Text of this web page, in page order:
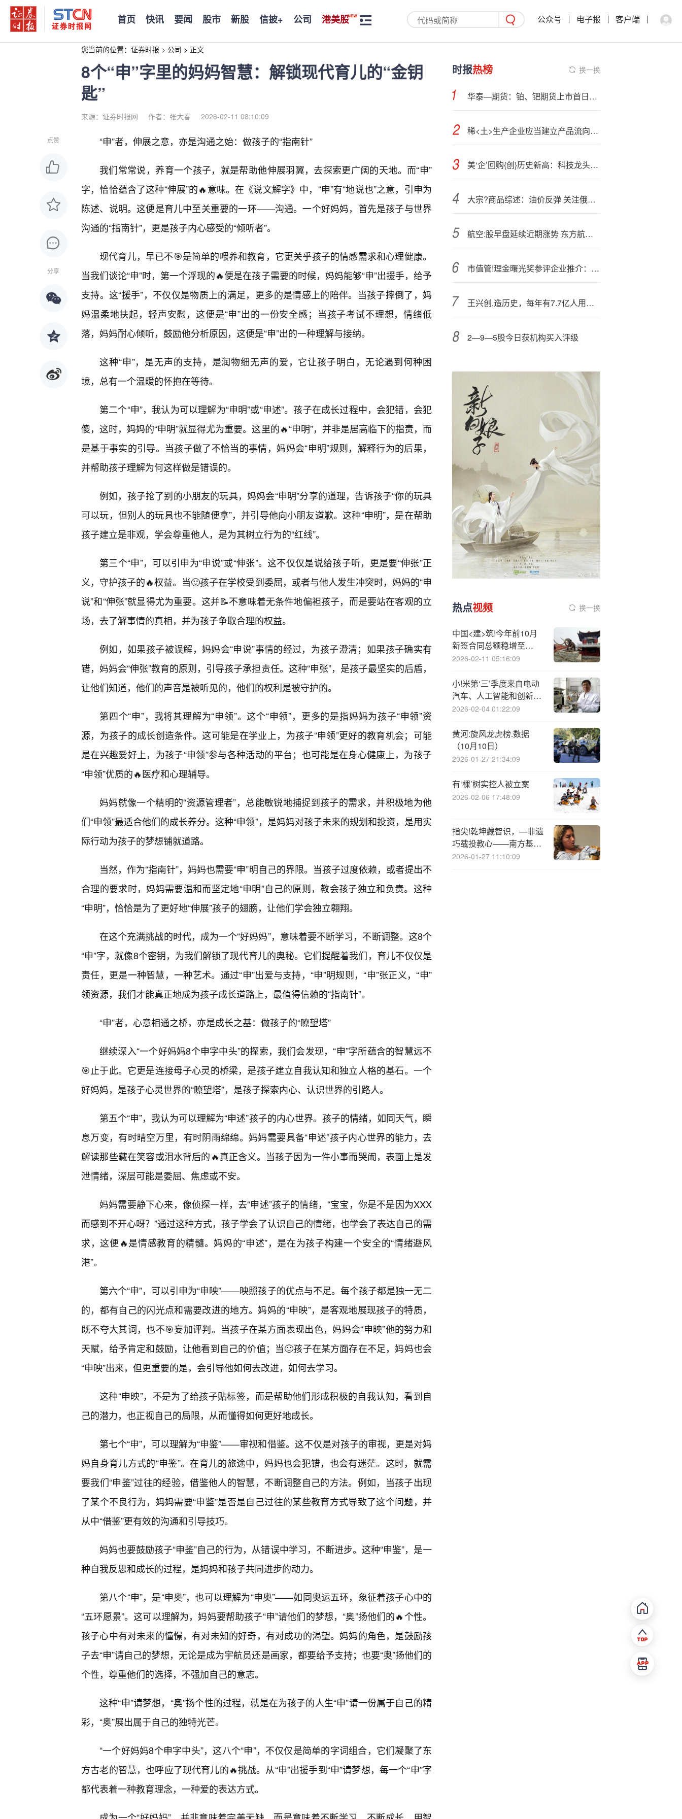
首页 快讯 要闻 股市 新股 信披+ 公司 港美股 公众号 电子报 客户端
您当前的位置： 证券时报 > 公司 > 正文
8个“申”字里的妈妈智慧：解锁现代育儿的“金钥
匙”
来源：证券时报网 作者：张大春 2026-02-11 08:10:09
点赞
分享
“申”者，伸展之意，亦是沟通之始：做孩子的“指南针”
我们常常说，养育一个孩子，就是帮助他伸展羽翼，去探索更广阔的天地。而“申”
字，恰恰蕴含了这种“伸展”的🔥意味。在《说文解字》中，“申”有“地说也”之意，引申为
陈述、说明。这便是育儿中至关重要的一环——沟通。一个好妈妈，首先是孩子与世界
沟通的“指南针”，更是孩子内心感受的“倾听者”。
现代育儿，早已不🎯是简单的喂养和教育，它更关乎孩子的情感需求和心理健康。
当我们谈论“申”时，第一个浮现的🔥便是在孩子需要的时候，妈妈能够“申”出援手，给予
支持。这“援手”，不仅仅是物质上的满足，更多的是情感上的陪伴。当孩子摔倒了，妈
妈温柔地扶起，轻声安慰，这便是“申”出的一份安全感；当孩子考试不理想，情绪低
落，妈妈耐心倾听，鼓励他分析原因，这便是“申”出的一种理解与接纳。
这种“申”，是无声的支持，是润物细无声的爱，它让孩子明白，无论遇到何种困
境，总有一个温暖的怀抱在等待。
第二个“申”，我认为可以理解为“申明”或“申述”。孩子在成长过程中，会犯错，会犯
傻，这时，妈妈的“申明”就显得尤为重要。这里的🔥“申明”，并非是居高临下的指责，而
是基于事实的引导。当孩子做了不恰当的事情，妈妈会“申明”规则，解释行为的后果，
并帮助孩子理解为何这样做是错误的。
例如，孩子抢了别的小朋友的玩具，妈妈会“申明”分享的道理，告诉孩子“你的玩具
可以玩，但别人的玩具也不能随便拿”，并引导他向小朋友道歉。这种“申明”，是在帮助
孩子建立是非观，学会尊重他人，是为其树立行为的“红线”。
第三个“申”，可以引申为“申说”或“伸张”。这不仅仅是说给孩子听，更是要“伸张”正
义，守护孩子的🔥权益。当🙂孩子在学校受到委屈，或者与他人发生冲突时，妈妈的“申
说”和“伸张”就显得尤为重要。这并📝不意味着无条件地偏袒孩子，而是要站在客观的立
场，去了解事情的真相，并为孩子争取合理的权益。
例如，如果孩子被误解，妈妈会“申说”事情的经过，为孩子澄清；如果孩子确实有
错，妈妈会“伸张”教育的原则，引导孩子承担责任。这种“申张”，是孩子最坚实的后盾，
让他们知道，他们的声音是被听见的，他们的权利是被守护的。
第四个“申”，我将其理解为“申领”。这个“申领”，更多的是指妈妈为孩子“申领”资
源，为孩子的成长创造条件。这可能是在学业上，为孩子“申领”更好的教育机会；可能
是在兴趣爱好上，为孩子“申领”参与各种活动的平台；也可能是在身心健康上，为孩子
“申领”优质的🔥医疗和心理辅导。
妈妈就像一个精明的“资源管理者”，总能敏锐地捕捉到孩子的需求，并积极地为他
们“申领”最适合他们的成长养分。这种“申领”，是妈妈对孩子未来的规划和投资，是用实
际行动为孩子的梦想铺就道路。
当然，作为“指南针”，妈妈也需要“申”明自己的界限。当孩子过度依赖，或者提出不
合理的要求时，妈妈需要温和而坚定地“申明”自己的原则，教会孩子独立和负责。这种
“申明”，恰恰是为了更好地“伸展”孩子的翅膀，让他们学会独立翱翔。
在这个充满挑战的时代，成为一个“好妈妈”，意味着要不断学习，不断调整。这8个
“申”字，就像8个密钥，为我们解锁了现代育儿的奥秘。它们提醒着我们，育儿不仅仅是
责任，更是一种智慧，一种艺术。通过“申”出爱与支持，“申”明规则，“申”张正义，“申”
领资源，我们才能真正地成为孩子成长道路上，最值得信赖的“指南针”。
“申”者，心意相通之桥，亦是成长之基：做孩子的“瞭望塔”
继续深入“一个好妈妈8个申字中头”的探索，我们会发现，“申”字所蕴含的智慧远不
🎯止于此。它更是连接母子心灵的桥梁，是孩子建立自我认知和独立人格的基石。一个
好妈妈，是孩子心灵世界的“瞭望塔”，是孩子探索内心、认识世界的引路人。
第五个“申”，我认为可以理解为“申述”孩子的内心世界。孩子的情绪，如同天气，瞬
息万变，有时晴空万里，有时阴雨绵绵。妈妈需要具备“申述”孩子内心世界的能力，去
解读那些藏在笑容或泪水背后的🔥真正含义。当孩子因为一件小事而哭闹，表面上是发
泄情绪，深层可能是委屈、焦虑或不安。
妈妈需要静下心来，像侦探一样，去“申述”孩子的情绪，“宝宝，你是不是因为XXX
而感到不开心呀？”通过这种方式，孩子学会了认识自己的情绪，也学会了表达自己的需
求，这便🔥是情感教育的精髓。妈妈的“申述”，是在为孩子构建一个安全的“情绪避风
港”。
第六个“申”，可以引申为“申映”——映照孩子的优点与不足。每个孩子都是独一无二
的，都有自己的闪光点和需要改进的地方。妈妈的“申映”，是客观地展现孩子的特质，
既不夸大其词，也不🎯妄加评判。当孩子在某方面表现出色，妈妈会“申映”他的努力和
天赋，给予肯定和鼓励，让他看到自己的价值；当🙂孩子在某方面存在不足，妈妈也会
“申映”出来，但更重要的是，会引导他如何去改进，如何去学习。
这种“申映”，不是为了给孩子贴标签，而是帮助他们形成积极的自我认知，看到自
己的潜力，也正视自己的局限，从而懂得如何更好地成长。
第七个“申”，可以理解为“申鉴”——审视和借鉴。这不仅是对孩子的审视，更是对妈
妈自身育儿方式的“申鉴”。在育儿的旅途中，妈妈也会犯错，也会有迷茫。这时，就需
要我们“申鉴”过往的经验，借鉴他人的智慧，不断调整自己的方法。例如，当孩子出现
了某个不良行为，妈妈需要“申鉴”是否是自己过往的某些教育方式导致了这个问题，并
从中“借鉴”更有效的沟通和引导技巧。
妈妈也要鼓励孩子“申鉴”自己的行为，从错误中学习，不断进步。这种“申鉴”，是一
种自我反思和成长的过程，是妈妈和孩子共同进步的动力。
第八个“申”，是“申奥”，也可以理解为“申奥”——如同奥运五环，象征着孩子心中的
“五环愿景”。这可以理解为，妈妈要帮助孩子“申”请他们的梦想，“奥”扬他们的🔥个性。
孩子心中有对未来的憧憬，有对未知的好奇，有对成功的渴望。妈妈的角色，是鼓励孩
子去“申”请自己的梦想，无论是成为宇航员还是画家，都要给予支持；也要“奥”扬他们的
个性，尊重他们的选择，不强加自己的意志。
这种“申”请梦想，“奥”扬个性的过程，就是在为孩子的人生“申”请一份属于自己的精
彩，“奥”展出属于自己的独特光芒。
“一个好妈妈8个申字中头”，这八个“申”，不仅仅是简单的字词组合，它们凝聚了东
方古老的智慧，也呼应了现代育儿的🔥挑战。从“申”出援手到“申”请梦想，每一个“申”字
都代表着一种教育理念，一种爱的表达方式。
时报热榜 换一换
华泰—期货：铂、钯期货上市首日策略
稀<土>生产企业应当建立产品流向记录制度
美‘企’回购{创}历史新高：科技龙头与华尔街大行主导，全年或超 1.1 万亿美元
大宗?商品综述：油价反弹 关注俄乌进展 联储降息预期推升金价和铜价
航空:股早盘延续近期涨势 东方航空涨逾6%南方航空涨逾5%
市值管!理金曙光奖参评企业推介：万科ESG表现获得境内外广泛认可
王兴创,造历史，每年有7.7亿人用美团
2—9—5股今日获机构买入评级
热点视频 换一换
中国<建>筑!今年前10月
新签合同总额稳增至
36065亿元
2026-02-11 05:16:09
小!米第‘三’季度来自电动
汽车、人工智能和创新业
务的利润达7亿元人民币
2026-02-04 01:22:09
黄河:旋风龙虎榜.数据
（10月10日）
2026-01-27 21:34:09
有‘棵’树实控人被立案
2026-02-06 17:48:09
指尖!乾坤藏智识，—非遗
巧载投教心——南方基金
投教基地参与哇噻CBD・
2026-01-27 11:10:09